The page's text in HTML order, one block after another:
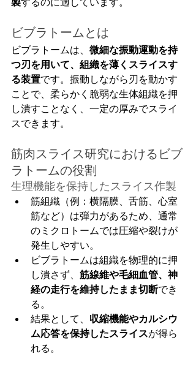
ビブラトームとは
ビブラトームは、 微細な振動運動を持
つ刃を用いて、組織を薄くスライスす
る装置です。振動しながら刃を動かす
ことで、柔らかく脆弱な生体組織を押
し潰すことなく、一定の厚みでスライ
スできます。
筋肉スライス研究におけるビブ
ラトームの役割
生理機能を保持したスライス作製
筋組織（例：横隔膜、舌筋、心室
筋など）は弾力があるため、通常
のミクロトームでは圧縮や裂けが
発生しやすい。
ビブラトームは組織を物理的に押
し潰さず、 筋線維や毛細血管、神
経の走行を維持したまま切断でき
る。
結果として、 収縮機能やカルシウ
ム応答を保持したスライスが得ら
れる。